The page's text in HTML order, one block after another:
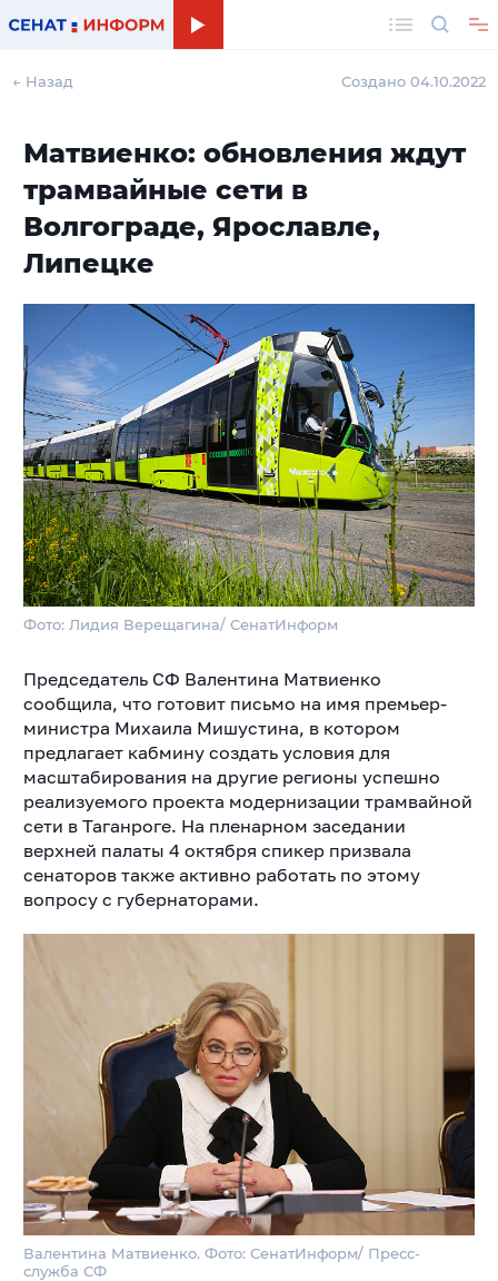
← Назад Создано 04.10.2022
Матвиенко: обновления ждут
трамвайные сети в
Волгограде, Ярославле,
Липецке
Фото: Лидия Верещагина/ СенатИнформ
Председатель СФ Валентина Матвиенко
сообщила, что готовит письмо на имя премьер-
министра Михаила Мишустина, в котором
предлагает кабмину создать условия для
масштабирования на другие регионы успешно
реализуемого проекта модернизации трамвайной
сети в Таганроге. На пленарном заседании
верхней палаты 4 октября спикер призвала
сенаторов также активно работать по этому
вопросу с губернаторами.
Валентина Матвиенко. Фото: СенатИнформ/ Пресс-
служба СФ